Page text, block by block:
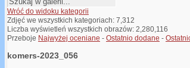
Wróć do widoku kategorii
Zdjęć we wszystkich kategoriach: 7,312
Liczba wyświetleń wszystkich obrazów: 2,280,116
Przeboje Najwyżej oceniane - Ostatnio dodane -
komers-2023_056